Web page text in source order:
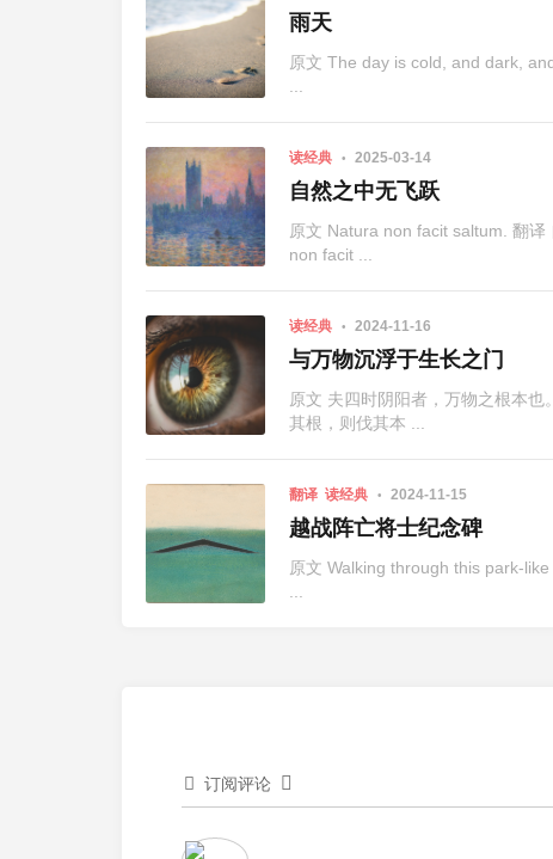
雨天
原文 The day is cold, and dark,
...
读经典 2025-03-14
自然之中无飞跃
原文 Natura non facit saltum. 翻
non facit ...
读经典 2024-11-16
与万物沉浮于生长之门
原文 夫四时阴阳者，万物之根本
其根，则伐其本 ...
翻译 读经典 2024-11-15
越战阵亡将士纪念碑
原文 Walking through this park-
...
订阅评论